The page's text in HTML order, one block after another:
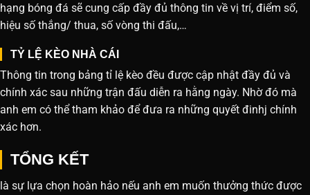
hạng bóng đá sẽ cung cấp đầy đủ thông tin về vị trí, điểm số,
hiệu số thắng/ thua, số vòng thi đấu,…
TỶ LỆ KÈO NHÀ CÁI
Thông tin trong bảng tỉ lệ kèo đều được cập nhật đầy đủ và
chính xác sau những trận đấu diễn ra hằng ngày. Nhờ đó mà
anh em có thể tham khảo để đưa ra những quyết đinhj chính
xác hơn.
TỔNG KẾT
là sự lựa chọn hoàn hảo nếu anh em muốn thưởng thức được